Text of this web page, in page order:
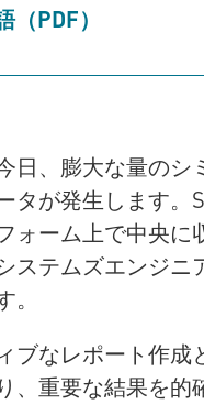
PDF）
日、膨大な量のシ
タが発生します。
ォーム上で中央に
ステムズエンジニ
ブなレポート作成
、重要な結果を